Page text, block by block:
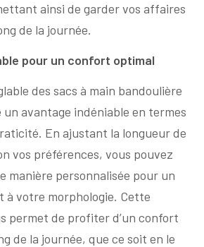
ainsi de garder vos affaires
de la journée.
pour un confort optimal
des sacs à main bandoulière
avantage indéniable en termes
En ajustant la longueur de
vos préférences, vous pouvez
manière personnalisée pour un
votre morphologie. Cette
permet de profiter d’un confort
de la journée, que ce soit en le